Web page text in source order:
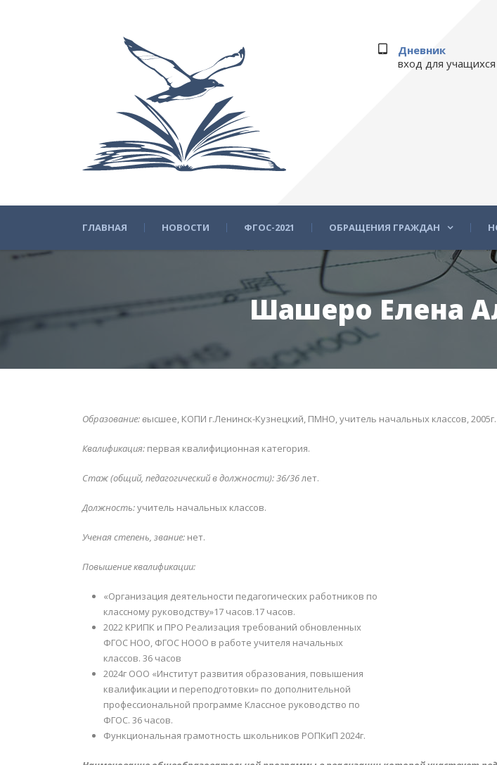
Дневник
вход для учащихся
ГЛАВНАЯ НОВОСТИ ФГОС-2021 ОБРАЩЕНИЯ ГРАЖДАН
Шашеро Елена
Образование: высшее, КОПИ г.Ленинск-Кузнецкий, ПМНО, учитель начальных классов, 2005г.
Квалификация: первая квалифиционная категория.
Стаж (общий, педагогический в должности): 36/36лет.
Должность:учитель начальных классов.
Ученая степень, звание: нет.
Повышение квалификации:
«Организация деятельности педагогических работников по
классному руководству»17 часов.17 часов.
2022 КРИПК и ПРО Реализация требований обновленных
ФГОС НОО, ФГОС НООО в работе учителя начальных
классов. 36 часов
2024г ООО «Институт развития образования, повышения
квалификации и переподготовки» по дополнительной
профессиональной программе Классное руководство по
ФГОС. 36 часов.
Функциональная грамотность школьников РОПКиП 2024г.